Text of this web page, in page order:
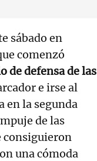
sábado en
comenzó
de defensa de las
e irse al
en la segunda
de las
consiguieron
una cómoda